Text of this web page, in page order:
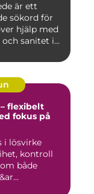
är ett
sökord för
hjälp med
sanitet i...
flexibelt
fokus på
i lösvirke
kontroll
både